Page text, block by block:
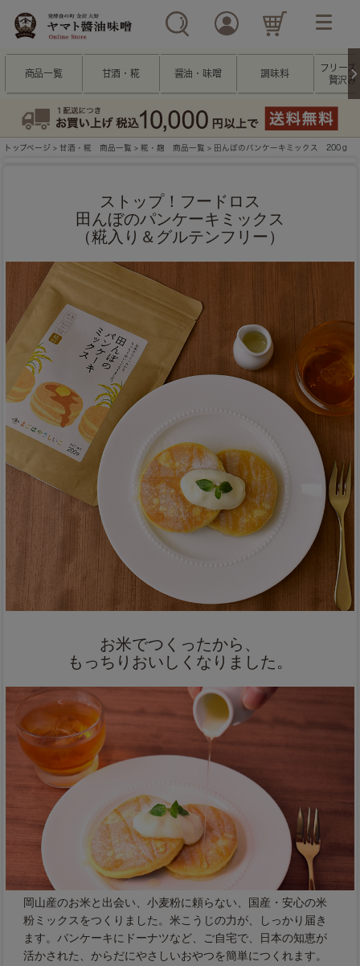
商品一覧 甘酒・糀 醤油・味噌 調味料
フリーズ
贅沢み
トップページ > 甘酒・糀 商品一覧 > 糀・麹 商品一覧 > 田んぼのパンケーキミックス 200ｇ
ストップ！フードロス
田んぼのパンケーキミックス
（糀入り＆グルテンフリー）
お米でつくったから、
もっちりおいしくなりました。
岡山産のお米と出会い、小麦粉に頼らない、国産・安心の米
粉ミックスをつくりました。米こうじの力が、しっかり届き
ます。パンケーキにドーナツなど、ご自宅で、日本の知恵が
活かされた、からだにやさしいおやつを簡単につくれます。